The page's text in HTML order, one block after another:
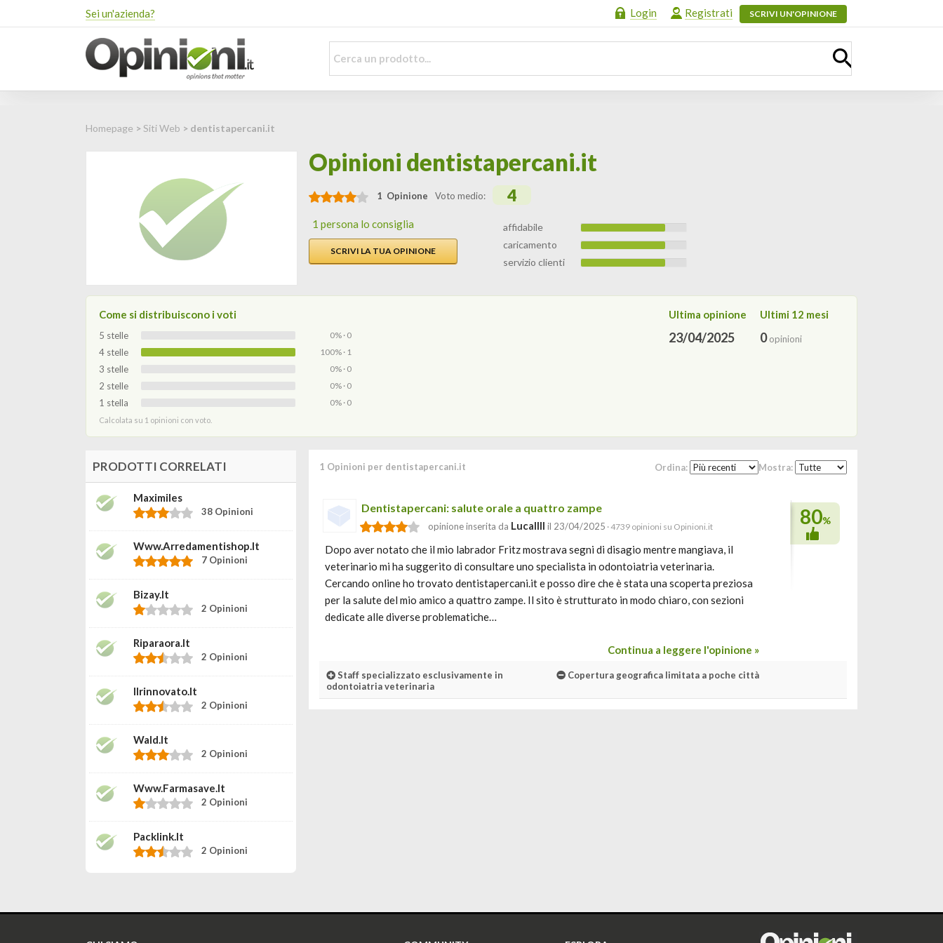
Sei un'azienda? Login Registrati SCRIVI UN'OPINIONE
Homepage >Siti Web > dentistapercani.it
Opinioni dentistapercani.it
1 Opinione Voto medio: 4
1 persona lo consiglia
SCRIVI LA TUA OPINIONE
affidabile
caricamento
servizio clienti
Come si distribuiscono i voti
5 stelle 0% · 0
4 stelle 100% · 1
3 stelle 0% · 0
2 stelle 0% · 0
1 stella 0% · 0
Calcolata su 1 opinioni con voto.
Ultima opinione
23/04/2025
Ultimi 12 mesi
0opinioni
1 Opinioni per dentistapercani.it Ordina: Mostra:
Dentistapercani: salute orale a quattro zampe
opinione inserita da Lucallll il 23/04/2025 · 4739 opinioni su Opinioni.it
Dopo aver notato che il mio labrador Fritz mostrava segni di disagio mentre mangiava, il
veterinario mi ha suggerito di consultare uno specialista in odontoiatria veterinaria.
Cercando online ho trovato dentistapercani.it e posso dire che è stata una scoperta preziosa
per la salute del mio amico a quattro zampe. Il sito è strutturato in modo chiaro, con sezioni
dedicate alle diverse problematiche…
Continua a leggere l'opinione »
80%
Staff specializzato esclusivamente in
odontoiatria veterinaria
Copertura geografica limitata a poche città
PRODOTTI CORRELATI
Maximiles
38 Opinioni
Www.arredamentishop.it
7 Opinioni
Bizay.it
2 Opinioni
Riparaora.it
2 Opinioni
Ilrinnovato.it
2 Opinioni
Wald.it
2 Opinioni
Www.farmasave.it
2 Opinioni
Packlink.it
2 Opinioni